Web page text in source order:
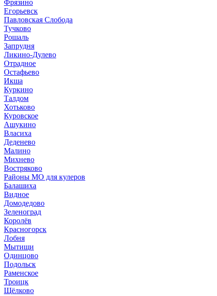
Фрязино
Егорьевск
Павловская Слобода
Тучково
Рошаль
Запрудня
Ликино-Дулево
Отрадное
Остафьево
Икша
Куркино
Талдом
Хотьково
Куровское
Ашукино
Власиха
Деденево
Малино
Михнево
Востряково
Районы МО для кулеров
Балашиха
Видное
Домодедово
Зеленоград
Королёв
Красногорск
Лобня
Мытищи
Одинцово
Подольск
Раменское
Троицк
Щёлково